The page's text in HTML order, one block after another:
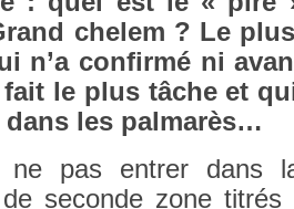
chelem ? Le
n’a con­firmé ni
le plus tâche et
dans les pal­marès…
ne pas en­tr­er dans
de secon­de zone